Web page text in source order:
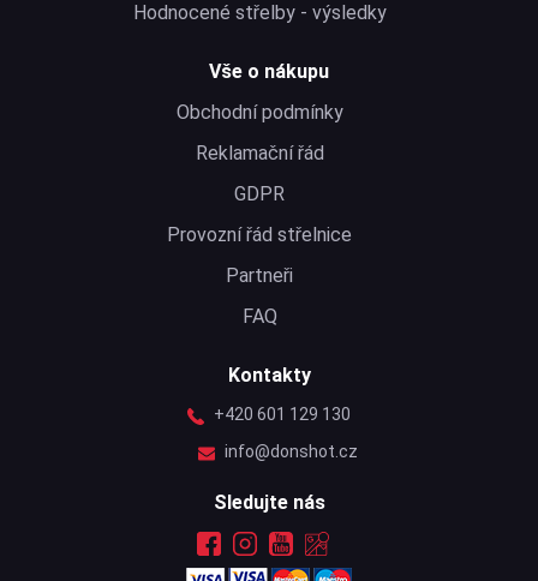
Hodnocené střelby - výsledky
Vše o nákupu
Obchodní podmínky
Reklamační řád
GDPR
Provozní řád střelnice
Partneři
FAQ
Kontakty
+420 601 129 130
info@donshot.cz
Sledujte nás